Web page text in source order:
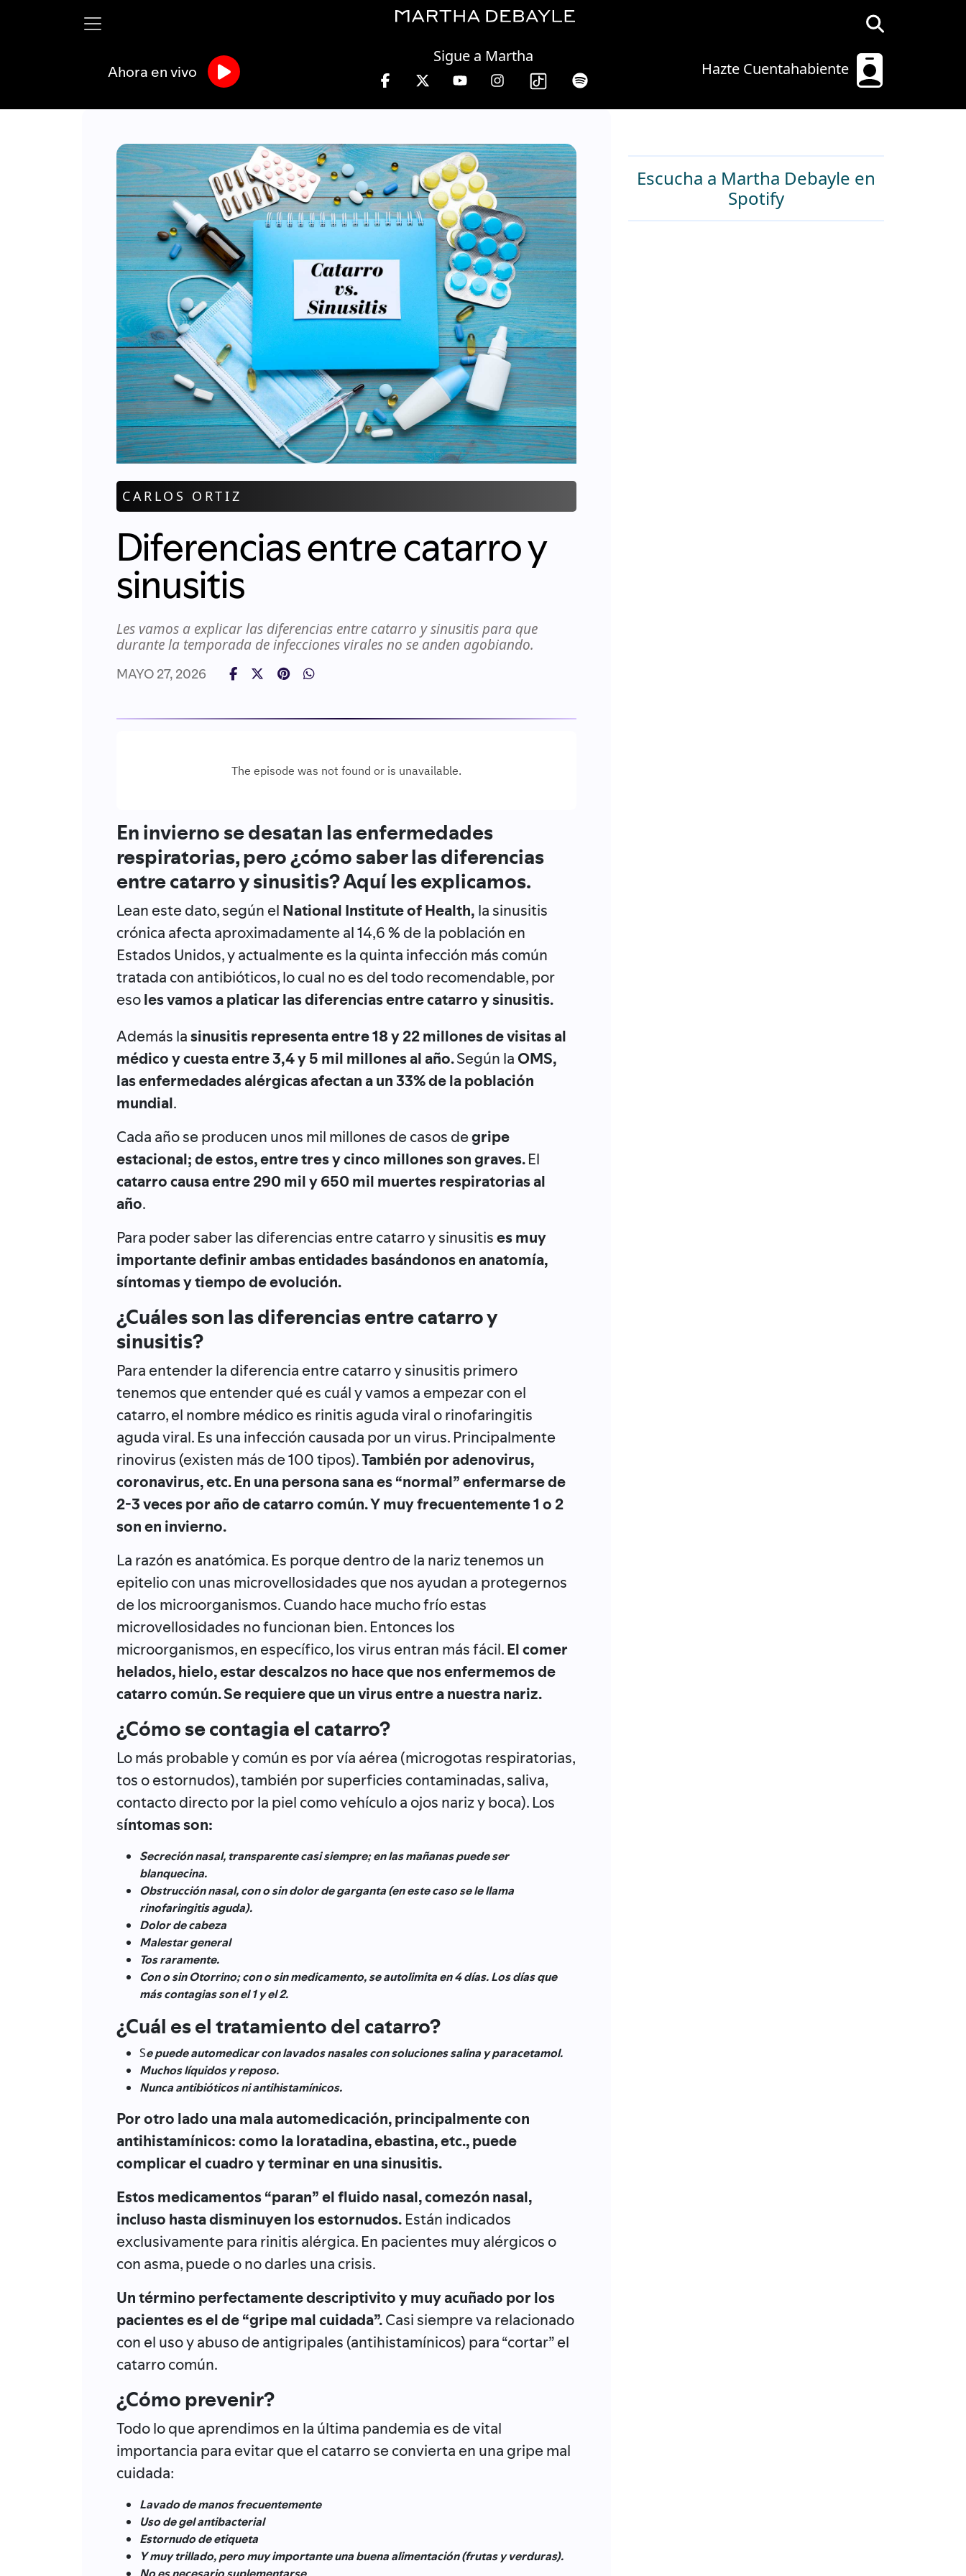
Hazte Cuentahabiente
Sigue a Martha
Ahora en vivo
CARLOS ORTIZ
Diferencias entre catarro y
sinusitis
Les vamos a explicar las diferencias entre catarro y sinusitis para que
durante la temporada de infecciones virales no se anden agobiando.
MAYO 27, 2026
En invierno se desatan las enfermedades
respiratorias, pero ¿cómo saber las diferencias
entre catarro y sinusitis? Aquí les explicamos.
Lean este dato, según el National Institute of Health, la sinusitis
crónica afecta aproximadamente al 14,6 % de la población en
Estados Unidos, y actualmente es la quinta infección más común
tratada con antibióticos, lo cual no es del todo recomendable, por
esoles vamos a platicar las diferencias entre catarro y sinusitis.
Además la sinusitis representa entre 18 y 22 millones de visitas al
médico y cuesta entre 3,4 y 5 mil millones al año.Según laOMS,
las enfermedades alérgicas afectan a un 33% de la población
mundial.
Cada año se producen unos mil millones de casos degripe
estacional; de estos, entre tres y cinco millones son graves.El
catarro causa entre 290 mil y 650 mil muertes respiratorias al
año.
Para poder saber las diferencias entre catarro y sinusitises muy
importante definir ambas entidades basándonos en anatomía,
síntomas y tiempo de evolución.
¿Cuáles son las diferencias entre catarro y
sinusitis?
Para entender la diferencia entre catarro y sinusitis primero
tenemos que entender qué es cuál y vamos a empezar con el
catarro, el nombre médico es rinitis aguda viral o rinofaringitis
aguda viral. Es una infección causada por un virus. Principalmente
rinovirus (existen más de 100 tipos).También por adenovirus,
coronavirus, etc. En una persona sana es “normal” enfermarse de
2-3 veces por año de catarro común. Y muy frecuentemente 1 o 2
son en invierno.
La razón es anatómica. Es porque dentro de la nariz tenemos un
epitelio con unas microvellosidades que nos ayudan a protegernos
de los microorganismos. Cuando hace mucho frío estas
microvellosidades no funcionan bien. Entonces los
microorganismos, en específico, los virus entran más fácil.El comer
helados, hielo, estar descalzos no hace que nos enfermemos de
catarro común. Se requiere que un virus entre a nuestra nariz.
¿Cómo se contagia el catarro?
Lo más probable y común es por vía aérea (microgotas respiratorias,
tos o estornudos), también por superficies contaminadas, saliva,
contacto directo por la piel como vehículo a ojos nariz y boca). Los
síntomas son:
Secreción nasal, transparente casi siempre; en las mañanas puede ser
blanquecina.
Obstrucción nasal, con o sin dolor de garganta (en este caso se le llama
rinofaringitis aguda).
Dolor de cabeza
Malestar general
Tos raramente.
Con o sin Otorrino; con o sin medicamento, se autolimita en 4 días. Los días que
más contagias son el 1 y el 2.
¿Cuál es el tratamiento del catarro?
Se puede automedicar con lavados nasales con soluciones salina y paracetamol.
Muchos líquidos y reposo.
Nunca antibióticos ni antihistamínicos.
Por otro lado una mala automedicación, principalmente con
antihistamínicos: como la loratadina, ebastina, etc., puede
complicar el cuadro y terminar en una sinusitis.
Estos medicamentos “paran” el fluido nasal, comezón nasal,
incluso hasta disminuyen los estornudos. Están indicados
exclusivamente para rinitis alérgica. En pacientes muy alérgicos o
con asma, puede o no darles una crisis.
Un término perfectamente descriptivito y muy acuñado por los
pacientes es el de “gripe mal cuidada”.Casi siempre va relacionado
con el uso y abuso de antigripales (antihistamínicos) para “cortar” el
catarro común.
¿Cómo prevenir?
Todo lo que aprendimos en la última pandemia es de vital
importancia para evitar que el catarro se convierta en una gripe mal
cuidada:
Lavado de manos frecuentemente
Uso de gel antibacterial
Estornudo de etiqueta
Y muy trillado, pero muy importante una buena alimentación (frutas y verduras).
No es necesario suplementarse
Escucha a Martha Debayle en
Spotify